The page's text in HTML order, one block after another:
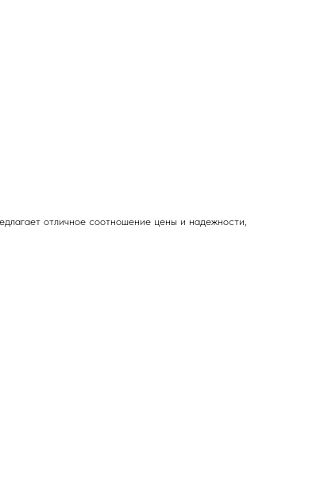
отличное соотношение цены и надежности,